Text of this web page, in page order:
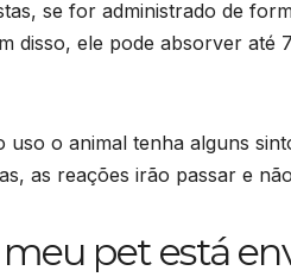
se for administrado de
disso, ele pode absorver até
o animal tenha alguns
as reações irão passar e
pet está